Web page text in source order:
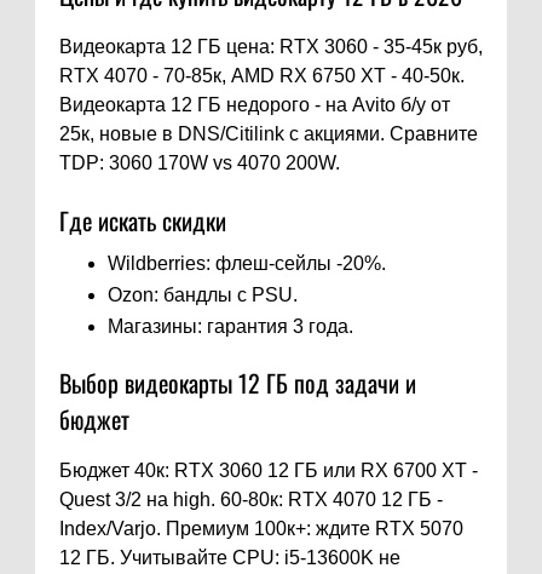
Видеокарта 12 ГБ цена: RTX 3060 - 35-45к руб,
RTX 4070 - 70-85к, AMD RX 6750 XT - 40-50к.
Видеокарта 12 ГБ недорого - на Avito б/у от
25к, новые в DNS/Citilink с акциями. Сравните
TDP: 3060 170W vs 4070 200W.
Где искать скидки
Wildberries: флеш-сейлы -20%.
Ozon: бандлы с PSU.
Магазины: гарантия 3 года.
Выбор видеокарты 12 ГБ под задачи и
бюджет
Бюджет 40к: RTX 3060 12 ГБ или RX 6700 XT -
Quest 3/2 на high. 60-80к: RTX 4070 12 ГБ -
Index/Varjo. Премиум 100к+: ждите RTX 5070
12 ГБ. Учитывайте CPU: i5-13600K не